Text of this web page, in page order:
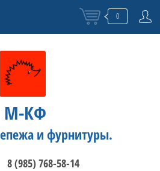
0
М-КФ
и фурнитуры.
8 (985) 768-58-14